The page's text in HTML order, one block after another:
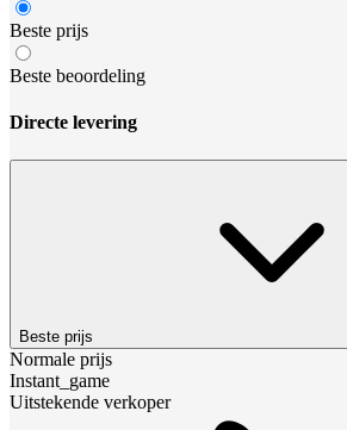
Beste prijs
Beste beoordeling
Directe levering
Beste prijs
Normale prijs
Instant_game
Uitstekende verkoper